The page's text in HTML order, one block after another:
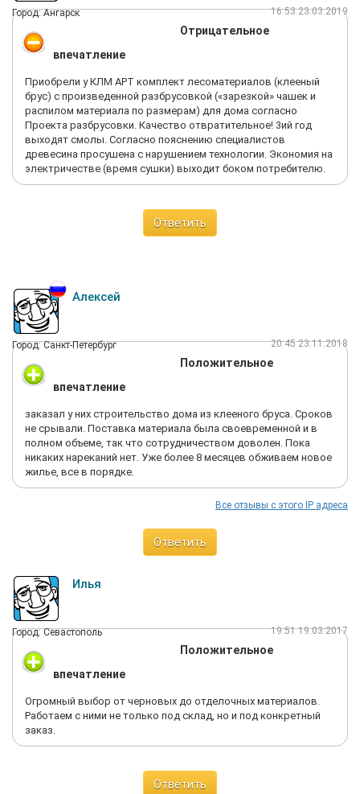
Город: Ангарск 16:53 23.03.2019
Отрицательное
впечатление
Приобрели у КЛМ АРТ комплект лесоматериалов (клееный
брус) с произведенной разбрусовкой («зарезкой» чашек и
распилом материала по размерам) для дома согласно
Проекта разбрусовки. Качество отвратительное! 3ий год
выходят смолы. Согласно пояснению специалистов
древесина просушена с нарушением технологии. Экономия на
электричестве (время сушки) выходит боком потребителю.
Ответить
Алексей
Город: Санкт-Петербург 20:45 23.11.2018
Положительное
впечатление
заказал у них строительство дома из клееного бруса. Сроков
не срывали. Поставка материала была своевременной и в
полном объеме, так что сотрудничеством доволен. Пока
никаких нареканий нет. Уже более 8 месяцев обживаем новое
жилье, все в порядке.
Все отзывы с этого IP адреса
Ответить
Илья
Город: Севастополь 19:51 19.03.2017
Положительное
впечатление
Огромный выбор от черновых до отделочных материалов.
Работаем с ними не только под склад, но и под конкретный
заказ.
Ответить